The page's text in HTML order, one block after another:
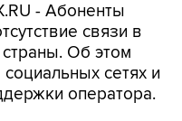
- Абоненты
связи в
Об этом
сетях и
оператора.